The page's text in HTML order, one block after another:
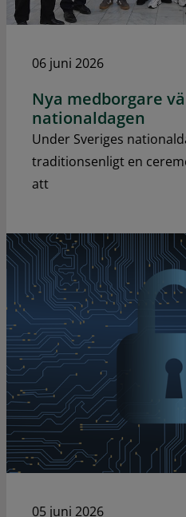
06 juni 2026
Nya medborgare
nationaldagen
Under Sveriges
traditionsenligt en
att
05 juni 2026